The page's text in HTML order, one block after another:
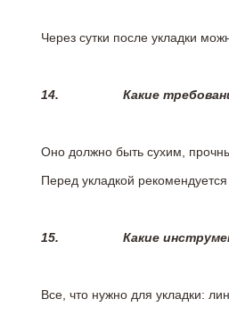
Через сутки после укладки
14. Какие
Оно должно быть сухим,
Перед укладкой
15. Какие
Все, что нужно для укладки: